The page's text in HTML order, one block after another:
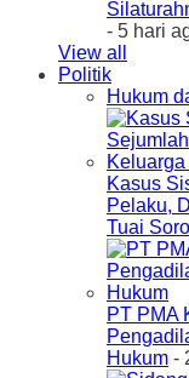
- 5 hari
View all
Politik
Hukum
Kasus
Pelaku,
Tuai
PT PMA
Hukum -